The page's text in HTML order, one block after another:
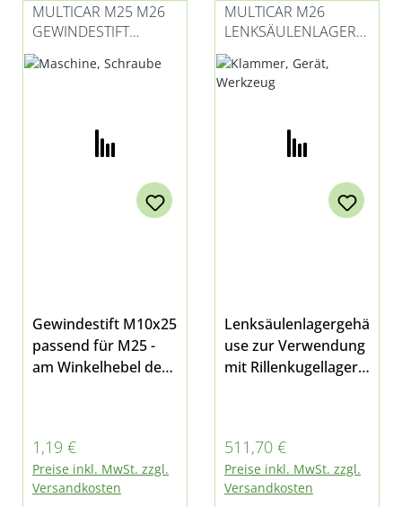
MULTICAR M25 M26
GEWINDESTIFT
M10X25
Gewindestift M10x25
passend für M25 -
am Winkelhebel des
Modelle - an der
Schwinge der
Lenkung
Regulärer Preis:
1,19 €
Preise inkl. MwSt. zzgl.
Versandkosten
MULTICAR M26
LENKSÄULENLAGERG
EHÄUSE
Lenksäulenlagergehä
use zur Verwendung
mit Rillenkugellager
im Gehäuse
vorhanden
ist passend für
Regulärer Preis:
511,70 €
Preise inkl. MwSt. zzgl.
Versandkosten